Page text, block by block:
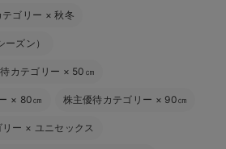
ゴリー ×秋冬
ズン）
カテゴリー × 50㎝
× 80㎝ 株主優待カテゴリー × 90㎝
ー × ユニセックス